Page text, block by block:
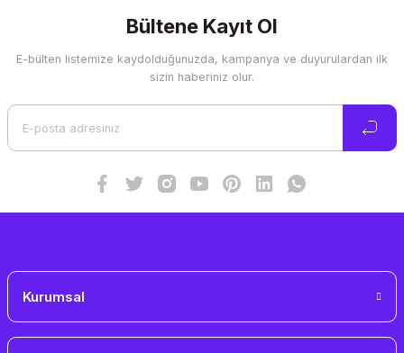
Görüş ve önerileriniz için teşekkür ederiz.
Ürün resmi kalitesiz, bozuk veya görüntülenemiyor.
Bültene Kayıt Ol
E-bülten listemize kaydolduğunuzda, kampanya ve duyurulardan ilk
sizin haberiniz olur.
Kurumsal